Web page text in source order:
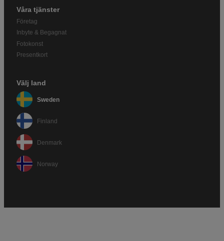
Våra tjänster
Företag
Inbyte & Begagnat
Fotokonst
Presentkort
Välj land
Sweden
Finland
Denmark
Norway